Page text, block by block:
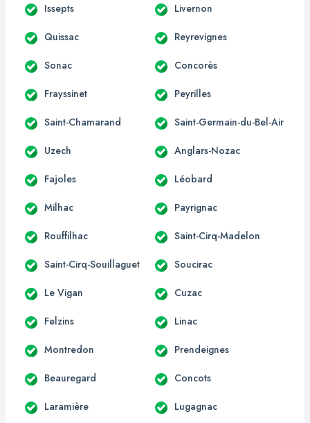
Issepts Livernon
Quissac Reyrevignes
Sonac Concorès
Frayssinet Peyrilles
Saint-Chamarand Saint-Germain-du-Bel-Air
Uzech Anglars-Nozac
Fajoles Léobard
Milhac Payrignac
Rouffilhac Saint-Cirq-Madelon
Saint-Cirq-Souillaguet Soucirac
Le Vigan Cuzac
Felzins Linac
Montredon Prendeignes
Beauregard Concots
Laramière Lugagnac